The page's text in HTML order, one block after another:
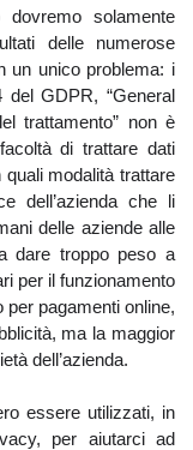
solamente
delle numerose
un unico problema: i
del GDPR, “General
trattamento” non è
di trattare dati
modalità trattare
dell’azienda che li
delle aziende alle
dare troppo peso a
per il funzionamento
pagamenti online,
ma la maggior
dell’azienda.
essere utilizzati, in
per aiutarci ad